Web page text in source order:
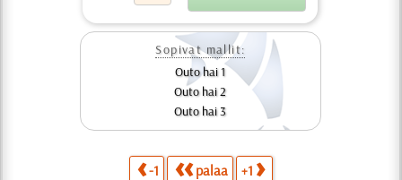
Sopivat mallit:
Outo hai 1
Outo hai 2
Outo hai 3
-1 palaa +1